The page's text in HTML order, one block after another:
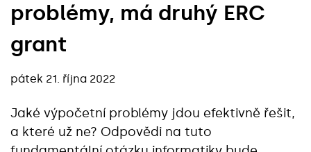
problémy, má druhý ERC
grant
pátek 21. října 2022
Jaké výpočetní problémy jdou efektivně řešit,
a které už ne? Odpovědi na tuto